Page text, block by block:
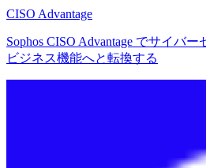
CISO Advantage
Sophos CISO Advantage でサイバ
ビジネス機能へと転換する